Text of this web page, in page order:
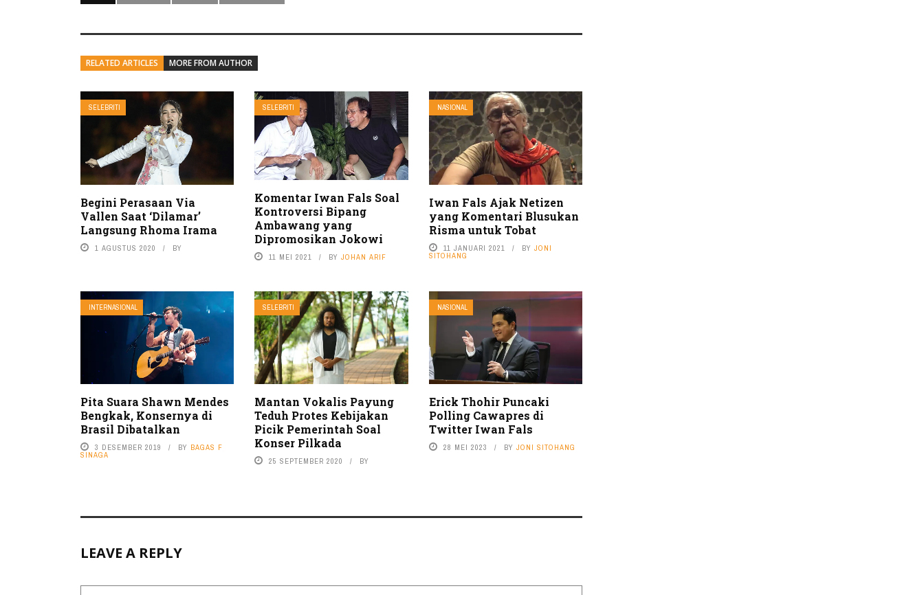
RELATED ARTICLES MORE FROM AUTHOR
SELEBRITI
Begini Perasaan Via
Vallen Saat ‘Dilamar’
Langsung Rhoma Irama
1 AGUSTUS 2020 BY
SELEBRITI
Komentar Iwan Fals Soal
Kontroversi Bipang
Ambawang yang
Dipromosikan Jokowi
11 MEI 2021 BYJOHAN ARIF
NASIONAL
Iwan Fals Ajak Netizen
yang Komentari Blusukan
Risma untuk Tobat
11 JANUARI 2021 BY JONI
SITOHANG
INTERNASIONAL
Pita Suara Shawn Mendes
Bengkak, Konsernya di
Brasil Dibatalkan
3 DESEMBER 2019 BY BAGAS F
SINAGA
SELEBRITI
Mantan Vokalis Payung
Teduh Protes Kebijakan
Picik Pemerintah Soal
Konser Pilkada
25 SEPTEMBER 2020 BY
NASIONAL
Erick Thohir Puncaki
Polling Cawapres di
Twitter Iwan Fals
28 MEI 2023 BY JONI SITOHANG
LEAVE A REPLY